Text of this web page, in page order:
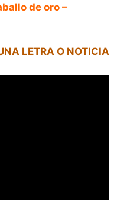
de oro –
LETRA O NOTICIA